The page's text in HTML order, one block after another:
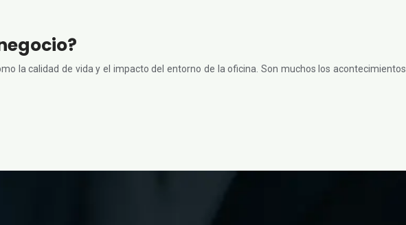
la calidad de vida y el impacto del entorno de la oficina. Son muchos los acontecimientos